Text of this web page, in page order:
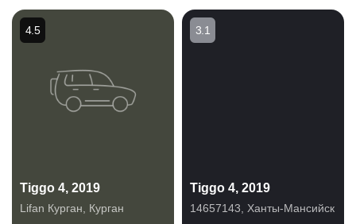
Tiggo 4, 2019
Lifan Курган Курган
4.5
Tiggo 4, 2019
14657143 Ханты-Мансийск
3.1